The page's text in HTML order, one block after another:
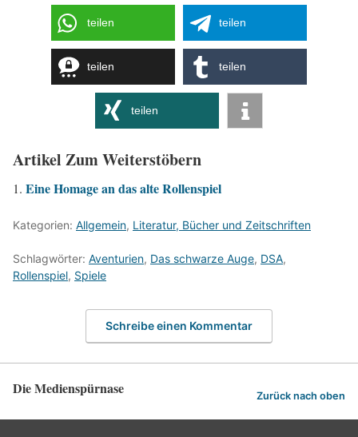
teilen teilen
teilen teilen
teilen
Artikel Zum Weiterstöbern
Eine Homage an das alte Rollenspiel
Kategorien: Allgemein, Literatur, Bücher und Zeitschriften
Schlagwörter: Aventurien, Das schwarze Auge, DSA,
Rollenspiel, Spiele
Schreibe einen Kommentar
Die Medienspürnase Zurück nach oben